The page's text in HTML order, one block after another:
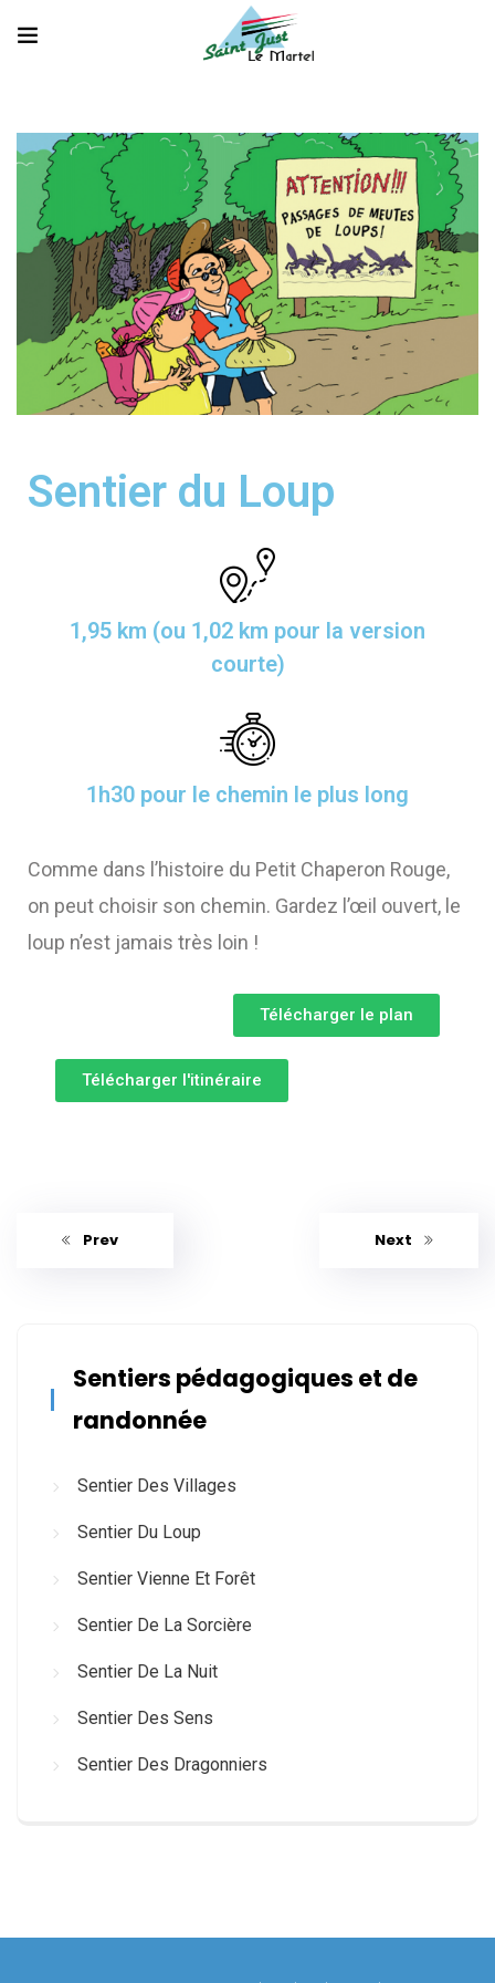
Sentier du Loup
1,95 km (ou 1,02 km pour la version
courte)
1h30 pour le chemin le plus long
Comme dans l’histoire du Petit Chaperon Rouge,
on peut choisir son chemin. Gardez l’œil ouvert, le
loup n’est jamais très loin !
Télécharger le plan
Télécharger l'itinéraire
Prev Next
Sentiers pédagogiques et de
randonnée
Sentier Des Villages
Sentier Du Loup
Sentier Vienne Et Forêt
Sentier De La Sorcière
Sentier De La Nuit
Sentier Des Sens
Sentier Des Dragonniers